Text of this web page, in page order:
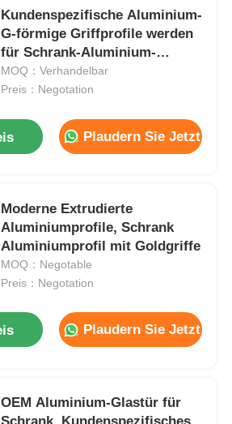
uns
Kundenspezifische Aluminium-
G-förmige Griffprofile werden
für Schrank-Aluminium-
Griffprofile verwendet.
MOQ：Verhandelbar
Preis：Negotation
Plaudern Sie Jetzt
Moderne Extrudierte
Aluminiumprofile, Schrank
Aluminiumprofil mit Goldgriffe
MOQ：Negotable
Preis：Negotation
Plaudern Sie Jetzt
OEM Aluminium-Glastür für
Schrank, Kundenspezifisches